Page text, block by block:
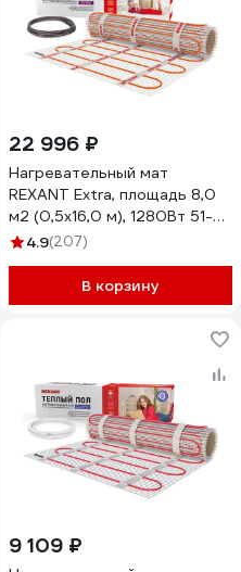
22 996 ₽
Нагревательный мат
REXANT Extra, площадь 8,0
м2 (0,5x16,0 м), 1280Вт 51-
0516
4.9(207)
В корзину
9 109 ₽